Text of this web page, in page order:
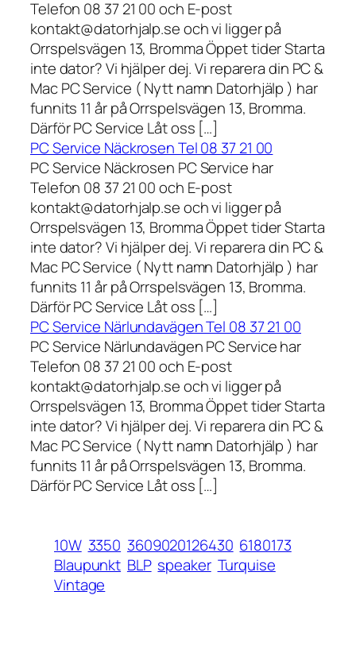
Telefon 08 37 21 00 och E-post
kontakt@datorhjalp.se och vi ligger på
Orrspelsvägen 13, Bromma Öppet tider Starta
inte dator? Vi hjälper dej. Vi reparera din PC &
Mac PC Service ( Nytt namn Datorhjälp ) har
funnits 11 år på Orrspelsvägen 13, Bromma.
Därför PC Service Låt oss […]
PC Service Näckrosen Tel 08 37 21 00
PC Service Näckrosen PC Service har
Telefon 08 37 21 00 och E-post
kontakt@datorhjalp.se och vi ligger på
Orrspelsvägen 13, Bromma Öppet tider Starta
inte dator? Vi hjälper dej. Vi reparera din PC &
Mac PC Service ( Nytt namn Datorhjälp ) har
funnits 11 år på Orrspelsvägen 13, Bromma.
Därför PC Service Låt oss […]
PC Service Närlundavägen Tel 08 37 21 00
PC Service Närlundavägen PC Service har
Telefon 08 37 21 00 och E-post
kontakt@datorhjalp.se och vi ligger på
Orrspelsvägen 13, Bromma Öppet tider Starta
inte dator? Vi hjälper dej. Vi reparera din PC &
Mac PC Service ( Nytt namn Datorhjälp ) har
funnits 11 år på Orrspelsvägen 13, Bromma.
Därför PC Service Låt oss […]
10W 3350 3609020126430 6180173
Blaupunkt BLP speaker Turquise
Vintage